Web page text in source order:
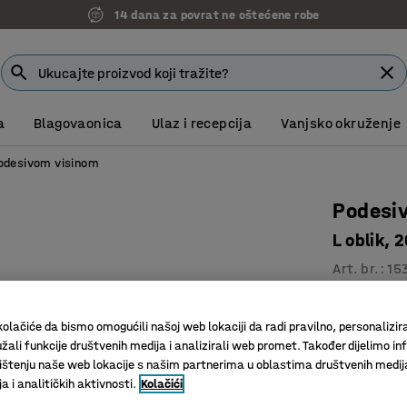
14 dana za povrat ne oštećene robe
7 godina garancije
Blagovaonica Ulaz i recepcija Vanjsko okruženje
visinom
L oblik,
Art. br. :
Zaštitni
da bismo omogućili našoj web lokaciji da radi pravilno,
funkcije društvenih medija i analizirali web promet. Također dijelimo
naše web lokacije s našim partnerima u oblastima društvenih
i analitičkih aktivnosti. Kolačići